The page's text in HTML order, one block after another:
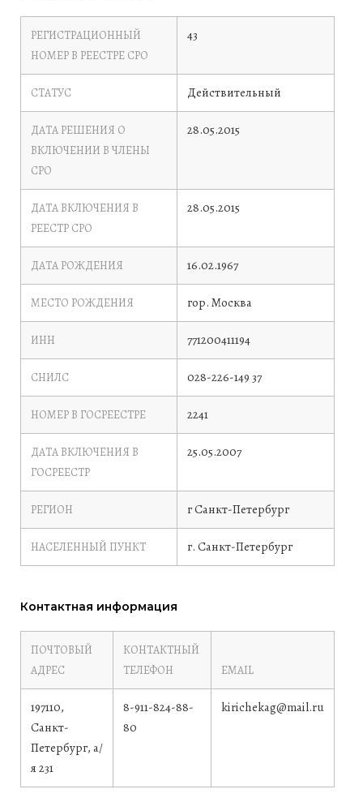
РЕГИСТРАЦИОННЫЙ
НОМЕР В РЕЕСТРЕ СРО
43
СТАТУС Действительный
ДАТА РЕШЕНИЯ О
ВКЛЮЧЕНИИ В ЧЛЕНЫ
СРО
28.05.2015
ДАТА ВКЛЮЧЕНИЯ В
РЕЕСТР СРО
28.05.2015
ДАТА РОЖДЕНИЯ 16.02.1967
МЕСТО РОЖДЕНИЯ гор. Москва
ИНН 771200411194
СНИЛС 028-226-149 37
НОМЕР В ГОСРЕЕСТРЕ 2241
ДАТА ВКЛЮЧЕНИЯ В
ГОСРЕЕСТР
25.05.2007
РЕГИОН г Санкт-Петербург
НАСЕЛЕННЫЙ ПУНКТ г. Санкт-Петербург
Контактная информация
ПОЧТОВЫЙ
АДРЕС
КОНТАКТНЫЙ
ТЕЛЕФОН
EMAIL
197110,
Санкт-
Петербург, а/
я 231
8-911-824-88-
80
kirichekag@mail.ru